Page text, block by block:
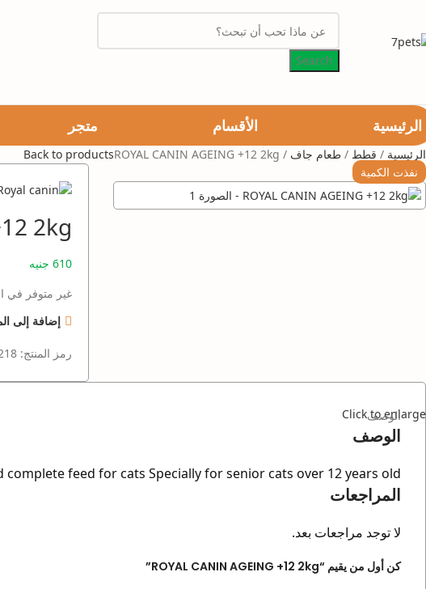
Search
الرئيسية الأقسام متجر
الرئيسية قطط طعام جاف ROYAL CANIN AGEING +12 2kg
Back to products
نفذت الكمية
Click to enlarge
2kg
610 جنيه
غير متوفر في
إضافة إلى
رمز المنتج:
الوصف
الوصف
complete feed for cats Specially for senior cats over 12 years old.
المراجعات
لا توجد مراجعات بعد.
كن أول من يقيم “ROYAL CANIN AGEING +12 2kg”